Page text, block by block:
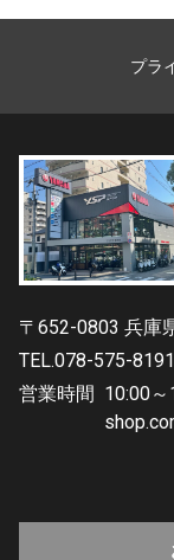
プラ
〒652-0803 兵庫
TEL.078-575-8191
営業時間 10:00